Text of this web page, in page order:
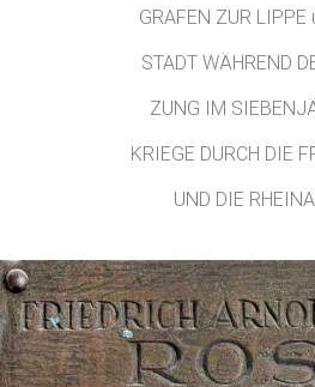
GRAFEN ZUR LIPPE
STADT WÄHREND
ZUNG IM
KRIEGE DURCH DIE
UND DIE